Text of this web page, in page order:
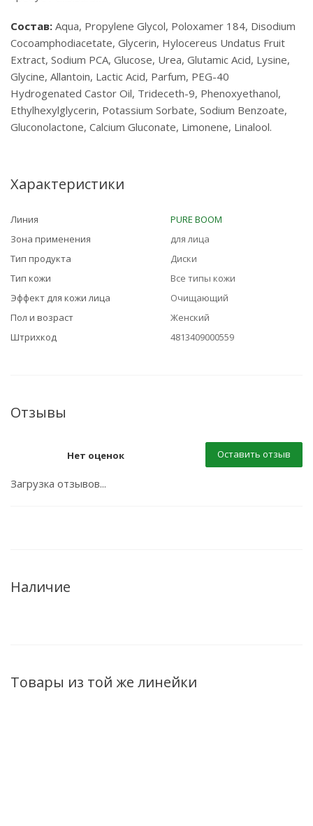
Состав: Aqua, Propylene Glycol, Poloxamer 184, Disodium
Cocoamphodiacetate, Glycerin, Hylocereus Undatus Fruit
Extract, Sodium PCA, Glucose, Urea, Glutamic Acid, Lysine,
Glycine, Allantoin, Lactic Acid, Parfum, PEG-40
Hydrogenated Castor Oil, Trideceth-9, Phenoxyethanol,
Ethylhexylglycerin, Potassium Sorbate, Sodium Benzoate,
Gluconolactone, Calcium Gluconate, Limonene, Linalool.
Характеристики
Линия
PURE BOOM
Зона применения
для лица
Тип продукта
Диски
Тип кожи
Все типы кожи
Эффект для кожи лица
Очищающий
Пол и возраст
Женский
Штрихкод
4813409000559
Отзывы
Нет оценок Оставить отзыв
Загрузка отзывов...
Наличие
Товары из той же линейки